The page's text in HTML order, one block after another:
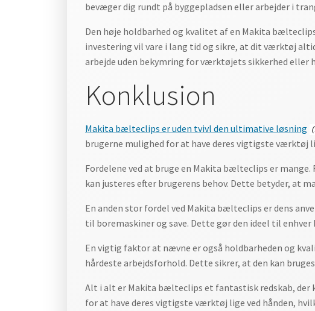
bevæger dig rundt på byggepladsen eller arbejder i
Den høje holdbarhed og kvalitet af en Makita
investering vil vare i lang tid og sikre, at dit værktøj
arbejde uden bekymring for værktøjets sikkerhed eller
Konklusion
Makita bælteclips er uden tvivl den ultimative løsning
brugerne mulighed for at have deres vigtigste værktøj
Fordelene ved at bruge en Makita bælteclips er
kan justeres efter brugerens behov. Dette betyder,
En anden stor fordel ved Makita bælteclips er dens
til boremaskiner og save. Dette gør den ideel til
En vigtig faktor at nævne er også holdbarheden og
hårdeste arbejdsforhold. Dette sikrer, at den kan
Alt i alt er Makita bælteclips et fantastisk redskab, der
for at have deres vigtigste værktøj lige ved hånden,